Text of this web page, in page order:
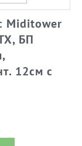
Miditower
БП
12см с